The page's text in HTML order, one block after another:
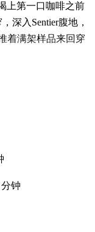
sofa. You'll
the sound of the
上第一口咖啡之前
深入Sentier腹地，
着满架样品来回穿
du Nil上的
、鱼鲜），悄然供
的露台在
钟